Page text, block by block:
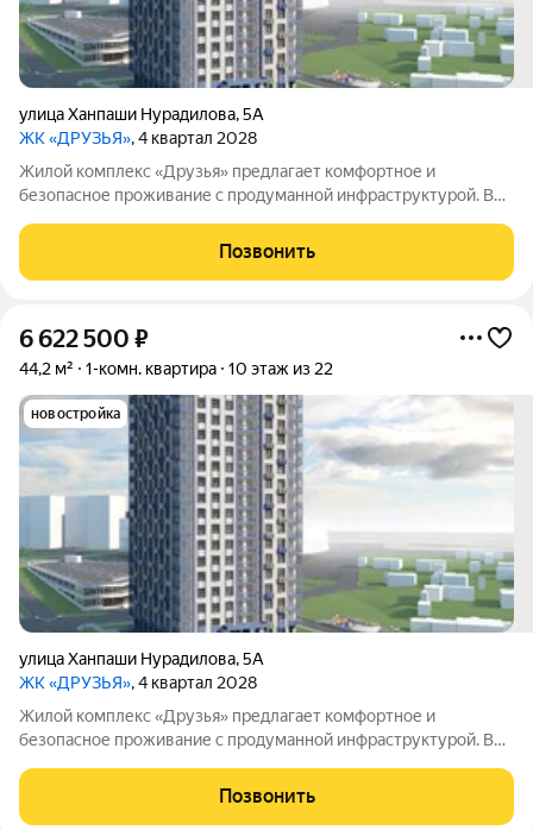
улица Ханпаши Нурадилова,5А
ЖК «ДРУЗЬЯ», 4 квартал 2028
Жилой комплекс «Друзья» предлагает комфортное и
безопасное проживание с продуманной инфраструктурой. Во
проложены велосипедные дорожки, установлены детские и
спортивные площадки. В самом
Позвонить
6 622 500 ₽
44,2 м² 1-комн. квартира 10 этаж из 22
новостройка
улица Ханпаши Нурадилова,5А
ЖК «ДРУЗЬЯ», 4 квартал 2028
Жилой комплекс «Друзья» предлагает комфортное и
безопасное проживание с продуманной инфраструктурой. Во
есть детские и спортивные площадки, а также велосипедные
дорожки. Сам дом оснащён
Позвонить